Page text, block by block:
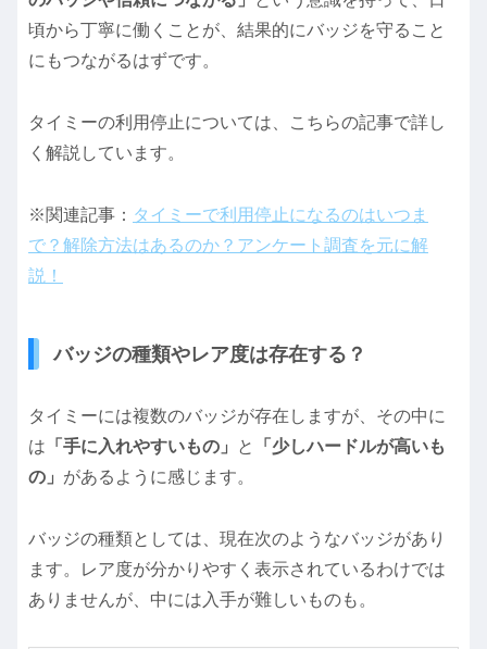
頃から丁寧に働くことが、結果的にバッジを守ること
にもつながるはずです。
タイミーの利用停止については、こちらの記事で詳し
く解説しています。
※関連記事： タイミーで利用停止になるのはいつま
で？解除方法はあるのか？アンケート調査を元に解
説！
バッジの種類やレア度は存在する？
タイミーには複数のバッジが存在しますが、その中に
は 「手に入れやすいもの」 と
「少しハードルが高いも
の」 があるように感じます。
バッジの種類としては、現在次のようなバッジがあり
ます。レア度が分かりやすく表示されているわけでは
ありませんが、中には入手が難しいものも。